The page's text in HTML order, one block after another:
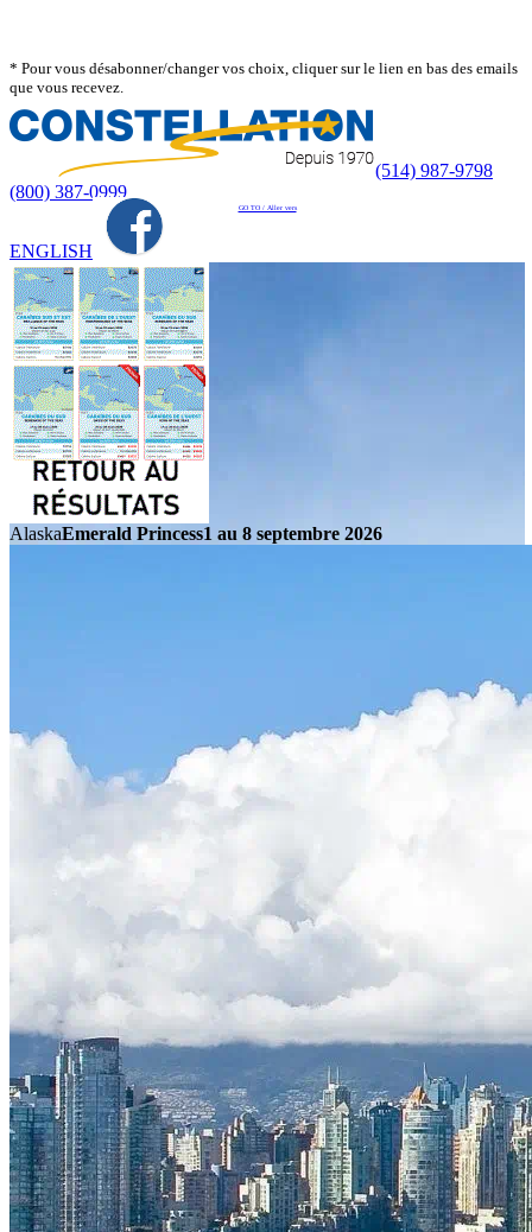
* Pour vous désabonner/changer vos choix, cliquer sur le lien en bas des emails
que vous recevez.
(514) 987-9798
(800) 387-0999
GO TO / Aller vers
ENGLISH
AlaskaEmerald Princess1 au 8 septembre 2026